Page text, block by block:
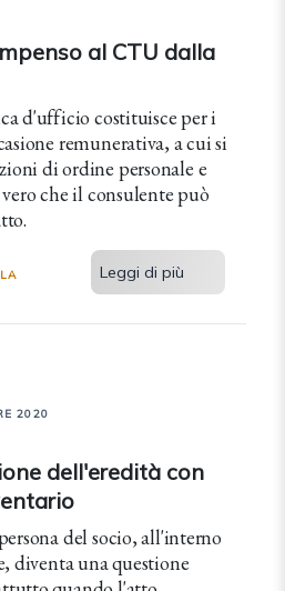
al CTU dalla
d'ufficio costituisce per i
remunerativa, a cui si
di ordine personale e
che il consulente può
Leggi di più
2020
dell'eredità con
del socio, all'interno
diventa una questione